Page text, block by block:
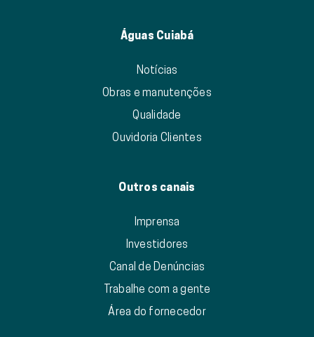
Águas Cuiabá
Notícias
Obras e manutenções
Qualidade
Ouvidoria Clientes
Outros canais
Imprensa
Investidores
Canal de Denúncias
Trabalhe com a gente
Área do fornecedor